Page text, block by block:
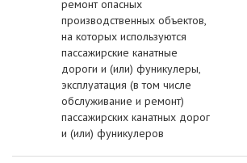
ремонт опасных
производственных объектов,
на которых используются
пассажирские канатные
дороги и (или) фуникулеры,
эксплуатация (в том числе
обслуживание и ремонт)
пассажирских канатных дорог
и (или) фуникулеров